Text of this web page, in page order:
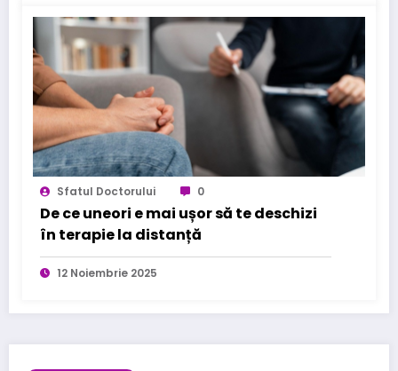
Sfatul Doctorului 0
De ce uneori e mai ușor să te deschizi
în terapie la distanță
12 Noiembrie 2025